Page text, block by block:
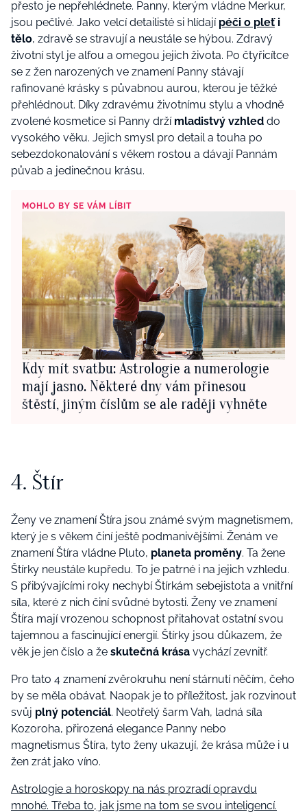
přesto je nepřehlédnete. Panny, kterým vládne Merkur,
jsou pečlivé. Jako velcí detailisté si hlídají péči o pleťi
tělo, zdravě se stravují a neustále se hýbou. Zdravý
životní styl je alfou a omegou jejich života. Po čtyřicítce
se z žen narozených ve znamení Panny stávají
rafinované krásky s půvabnou aurou, kterou je těžké
přehlédnout. Díky zdravému životnímu stylu a vhodně
zvolené kosmetice si Panny drží mladistvý vzhled do
vysokého věku. Jejich smysl pro detail a touha po
sebezdokonalovánís věkem rostou a dávají Pannám
půvab a jedinečnou krásu.
MOHLO BY SE VÁM LÍBIT
Kdy mít svatbu: Astrologie a numerologie
mají jasno. Některé dny vám přinesou
štěstí, jiným číslům se ale raději vyhněte
4. Štír
Ženy ve znamení Štíra jsou známé svým magnetismem,
který je s věkem činíještě podmanivějšími. Ženám ve
znamení Štíra vládne Pluto, planeta proměny. Ta žene
Štírky neustále kupředu. To je patrné i na jejich vzhledu.
S přibývajícími roky nechybí Štírkám sebejistota a vnitřní
síla, které z nich činí svůdné bytosti. Ženy ve znamení
Štíra majívrozenou schopnost přitahovat ostatní svou
tajemnou a fascinujícíenergií. Štírky jsou důkazem, že
věk je jen číslo a že skutečná krása vychází zevnitř.
Pro tato 4 znamení zvěrokruhu není stárnutí něčím, čeho
by se měla obávat. Naopak je to příležitost, jak rozvinout
svůj plný potenciál. Neotřelý šarm Vah, ladná síla
Kozoroha, přirozená elegance Panny nebo
magnetismus Štíra, tyto ženy ukazují, že krása může i u
žen zrát jako víno.
Astrologie a horoskopy na nás prozradí opravdu
mnohé. Třeba to, jak jsme na tom se svou inteligencí.